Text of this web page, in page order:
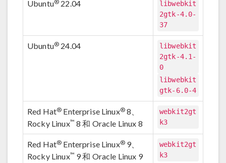
Ubuntu® 22.04
libwebkit
2gtk-4.0-
37
Ubuntu® 24.04
libwebkit
2gtk-4.1-
0
libwebkit
gtk-6.0-4
Red Hat® Enterprise Linux®8、
Rocky Linux™ 8 和 Oracle Linux 8
webkit2gt
k3
Red Hat® Enterprise Linux®9、
Rocky Linux™ 9 和 Oracle Linux 9
webkit2gt
k3